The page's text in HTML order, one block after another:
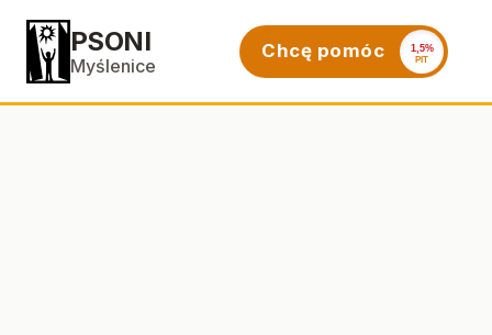
PSONI
Myślenice
Chcę pomóc 1,5%
PIT